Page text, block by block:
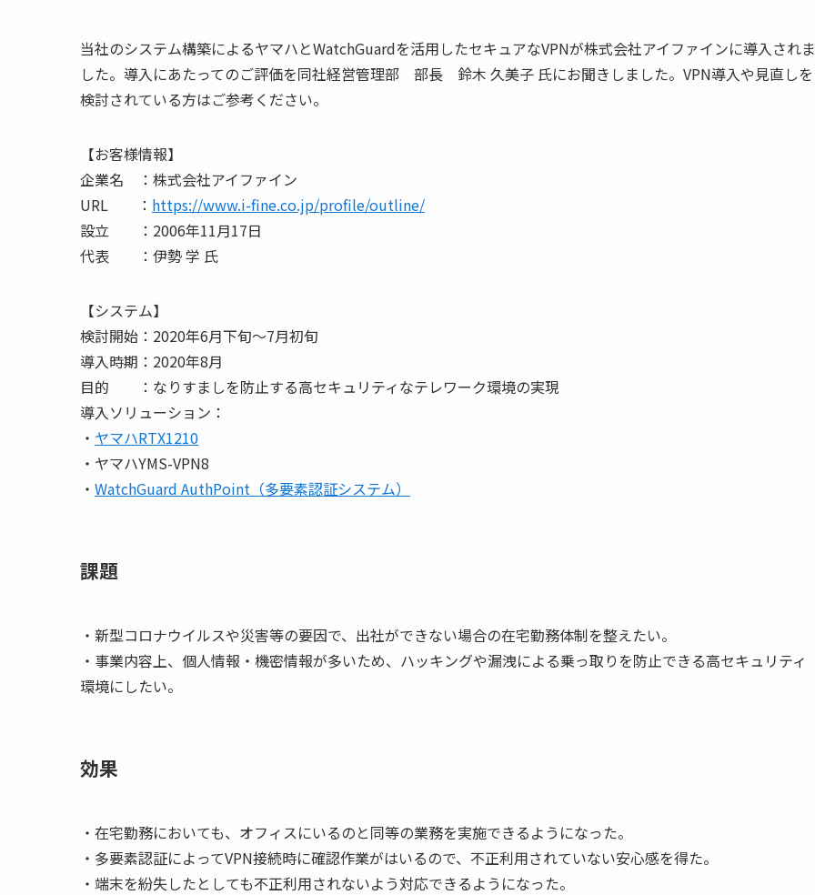
当社のシステム構築によるヤマハとWatchGuardを活用したセキュアなVPNが株式会社アイファインに導入されま
した。導入にあたってのご評価を同社経営管理部 部長 鈴木 久美子 氏にお聞きしました。VPN導入や見直しを
検討されている方はご参考ください。
【お客様情報】
企業名
：株式会社アイファイン
URL
： https://www.i-fine.co.jp/profile/outline/
設立
： 2006年11月17日
代表
：伊勢 学 氏
【システム】
検討開始： 2020年6月下旬～7月初旬
導入時期： 2020年8月
目的
：なりすましを防止する高セキュリティなテレワーク環境の実現
導入ソリューション：
・ ヤマハRTX1210
・ヤマハYMS-VPN8
・ WatchGuard AuthPoint （多要素認証システム）
課題
・新型コロナウイルスや災害等の要因で、出社ができない場合の在宅勤務体制を整えたい。
・事業内容上、個人情報・機密情報が多いため、ハッキングや漏洩による乗っ取りを防止できる高セキュリティ
環境にしたい。
効果
・在宅勤務においても、オフィスにいるのと同等の業務を実施できるようになった。
・多要素認証によってVPN接続時に確認作業がはいるので、不正利用されていない安心感を得た。
・端末を紛失したとしても不正利用されないよう対応できるようになった。